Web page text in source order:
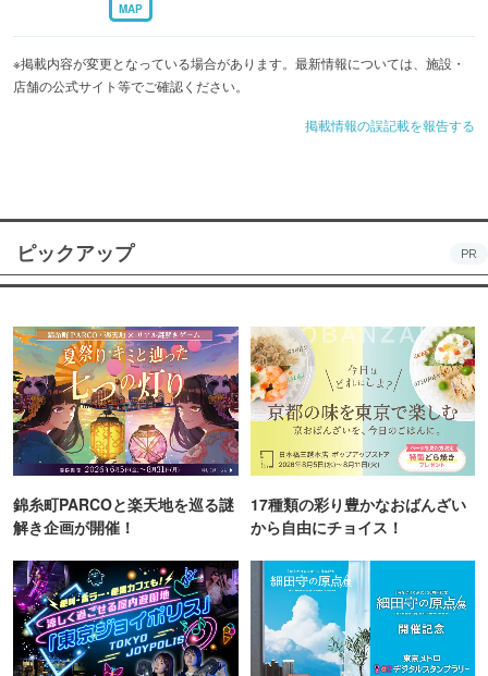
MAP
※掲載内容が変更となっている場合があります。最新情報については、施設・
店舗の公式サイト等でご確認ください。
掲載情報の誤記載を報告する
ピックアップ PR
錦糸町PARCOと楽天地を巡る謎
解き企画が開催！
17種類の彩り豊かなおばんざい
から自由にチョイス！